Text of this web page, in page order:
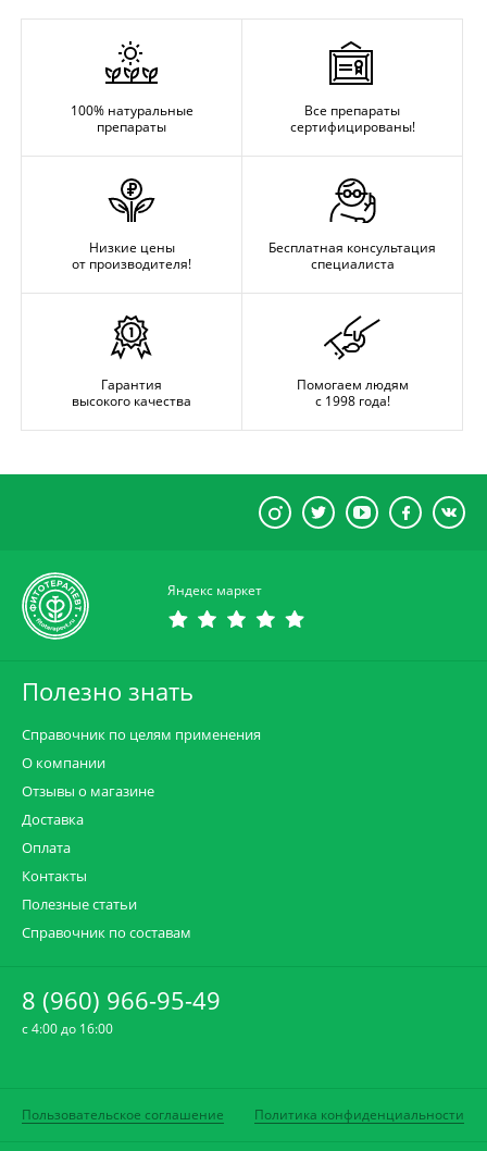
100% натуральные
препараты
Все препараты
сертифицированы!
Низкие цены
от производителя!
Бесплатная консультация
специалиста
Гарантия
высокого качества
Помогаем людям
с 1998 года!
Яндекс маркет
Полезно знать
Справочник по целям применения
О компании
Отзывы о магазине
Доставка
Оплата
Контакты
Полезные статьи
Справочник по составам
8 (960) 966-95-49
c 4:00 до 16:00
Пользовательское соглашение Политика конфиденциальности